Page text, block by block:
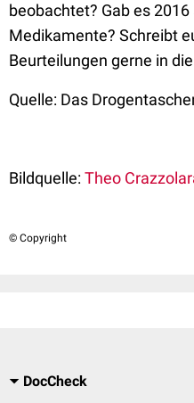
beobachtet? Gab es
Medikamente? Schreibt
Beurteilungen gerne in
Quelle: Das
Bildquelle:Theo
© Copyright
DocCheck